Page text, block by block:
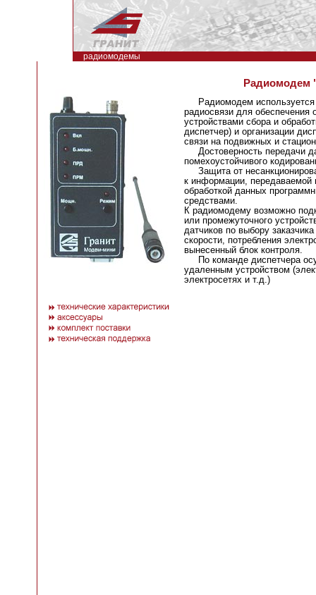
радиомодемы
Радиомодем
Радиомодем используется
радиосвязи для
устройствами сбора и
диспетчер) и организации
связи на подвижных и
Достоверность передачи
помехоустойчивого
Защита от
к информации, передаваемой
обработкой данных
средствами.
К радиомодему возможно
или промежуточного
датчиков по выбору
скорости, потребления
вынесенный блок контроля.
По команде диспетчера
удаленным устройством
электросетях и т.д.)